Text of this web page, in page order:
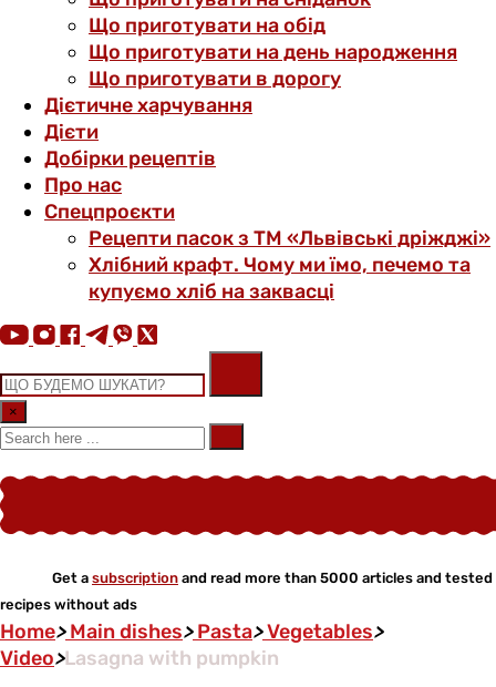
Що приготувати на обід
Що приготувати на день народження
Що приготувати в дорогу
Дієтичне харчування
Дієти
Добірки рецептів
Про нас
Спецпроєкти
Рецепти пасок з ТМ «Львівські дріжджі»
Хлібний крафт. Чому ми їмо, печемо та
купуємо хліб на заквасці
×
Get a subscription and read more than 5000 articles and tested
recipes without ads
Home>Main dishes>Pasta>Vegetables>
Video>Lasagna with pumpkin